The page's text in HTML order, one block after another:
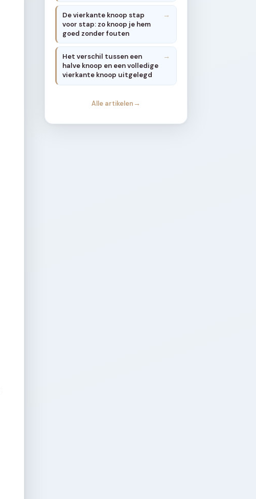
De vierkante knoop stap
voor stap: zo knoop je hem
goed zonder fouten
Het verschil tussen een
halve knoop en een volledige
vierkante knoop uitgelegd
Alle artikelen